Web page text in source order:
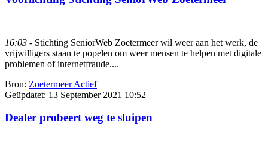
16:03 - Stichting SeniorWeb Zoetermeer wil weer aan het werk, de
vrijwilligers staan te popelen om weer mensen te helpen met digitale
problemen of internetfraude....
Bron: Zoetermeer Actief
Geüpdatet: 13 September 2021 10:52
Dealer probeert weg te sluipen